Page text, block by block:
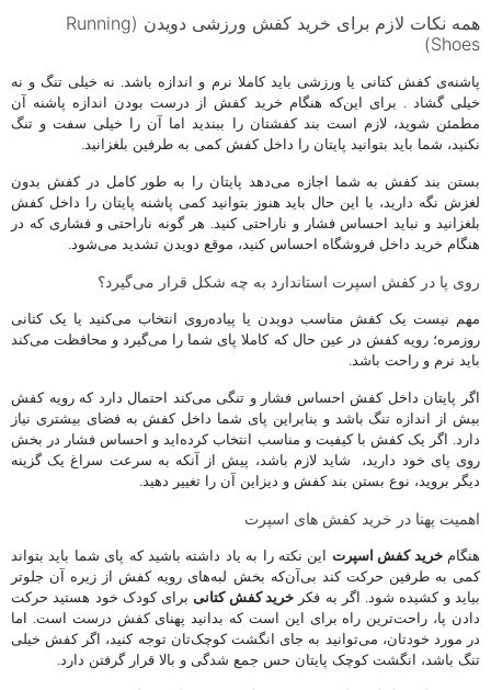
همه نکات لازم برای خرید کفش ورزشی دویدن (Running
Shoes)
پاشنه‌ی کفش کتانی یا ورزشی باید کاملا نرم و اندازه باشد. نه خیلی تنگ و نه
خیلی گشاد . برای این‌که هنگام خرید کفش از درست بودن اندازه پاشنه آن
مطمئن شوید، لازم است بند کفشتان را ببندید اما آن را خیلی سفت و تنگ
نکنید، شما باید بتوانید پایتان را داخل کفش کمی به طرفین بلغزانید.
بستن بند کفش به شما اجازه می‌دهد پایتان را به طور کامل در کفش بدون
لغزش نگه دارید، با این حال باید هنوز بتوانید کمی پاشنه پایتان را داخل کفش
بلغزانید و نباید احساس فشار و ناراحتی کنید. هر گونه ناراحتی و فشاری که در
هنگام خرید داخل فروشگاه احساس کنید، موقع دویدن تشدید می‌شود.
روی پا در کفش اسپرت استاندارد به چه شکل قرار می‌گیرد؟
مهم نیست یک کفش مناسب دویدن یا پیاده‌روی انتخاب می‌کنید یا یک کتانی
روزمره؛ رویه کفش در عین حال که کاملا پای شما را می‌گیرد و محافظت می‌کند
باید نرم و راحت باشد.
اگر پایتان داخل کفش احساس فشار و تنگی می‌کند احتمال دارد که رویه کفش
بیش از اندازه تنگ باشد و بنابراین پای شما داخل کفش به فضای بیشتری نیاز
دارد. اگر یک کفش با کیفیت و مناسب انتخاب کرده‌اید و احساس فشار در بخش
روی پای خود دارید، شاید لازم باشد، پیش از آنکه به سرعت سراغ یک گزینه
دیگر بروید، نوع بستن بند کفش و دیزاین‌ آن را تغییر دهید.
اهمیت پهنا در خرید کفش های اسپرت
هنگامخرید کفش‌ اسپرت این نکته را به یاد داشته باشید که پای شما باید بتواند
کمی به طرفین حرکت کند بی‌آن‌که بخش لبه‌های رویه کفش از زیره آن جلوتر
بیاید و کشیده شود. اگر به فکر خرید کفش کتانیبرای کودک خود هستید حرکت
دادن پا، راحت‌ترین راه برای این است که بدانید پهنای کفش درست است. اما
در مورد خودتان، می‌توانید به جای انگشت کوچک‌تان توجه کنید، اگر کفش خیلی
تنگ باشد، انگشت کوچک پایتان حس جمع شدگی و بالا قرار گرفتن دارد.